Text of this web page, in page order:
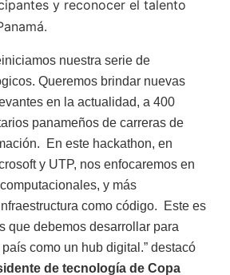
y reconocer el talento
nuestra serie de
Queremos brindar nuevas
en la actualidad, a 400
panameños de carreras de
En este hackathon, en
y UTP, nos enfocaremos en
y más
como código.
Este es
que debemos desarrollar para
como un hub digital.” destacó
de tecnología de Copa